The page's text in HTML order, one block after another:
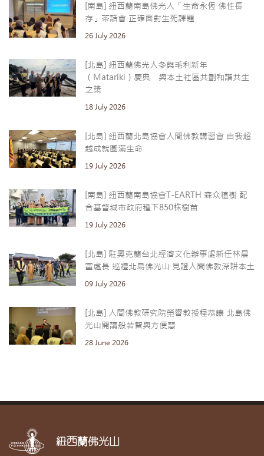
[南島] 紐西蘭南島佛光人「生命永恆 佛性長
存」茶話會 正確面對生死課題
26 July 2026
[北島] 紐西蘭佛光人參與毛利新年
（Matariki）慶典 與本土社區共劃和諧共生
之槳
18 July 2026
[北島] 紐西蘭北島協會人間佛教講習會 自我超
越成就圓滿生命
19 July 2026
[南島] 紐西蘭南島協會T-EARTH 森众植樹 配
合基督城市政府種下850株樹苗
19 July 2026
[北島] 駐奧克蘭台北經濟文化辦事處新任林晨
富處長 巡禮北島佛光山 見證人間佛教深耕本土
09 July 2026
[北島] 人間佛教研究院榮譽教授程恭讓 北島佛
光山開講般若智與方便慧
28 June 2026
紐西蘭佛光山